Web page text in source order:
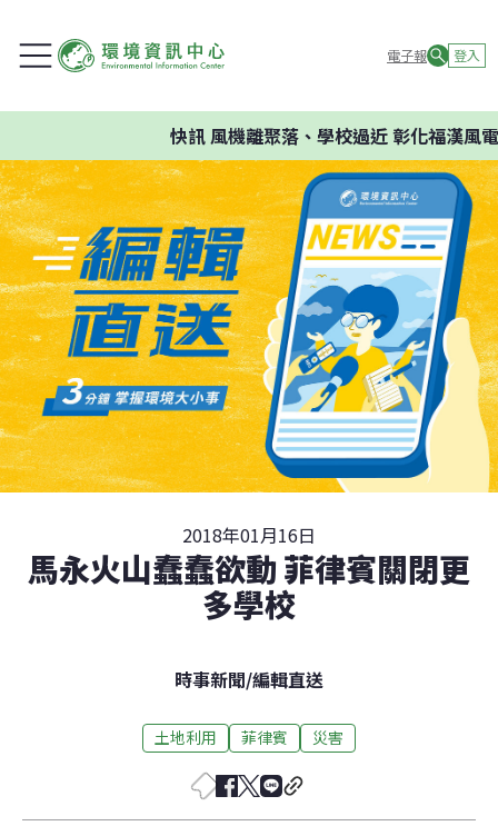
電子報 登入
快訊風機離聚落、學校過近 彰化福漢風電
2018年01月16日
馬永火山蠢蠢欲動 菲律賓關閉更
多學校
時事新聞/編輯直送
土地利用 菲律賓 災害